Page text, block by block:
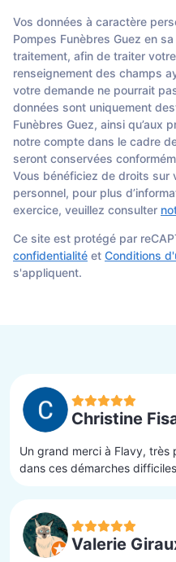
Vos données à caractère
Pompes Funèbres Guez en
traitement, afin de traiter
renseignement des champs
votre demande ne pourrait
données sont uniquement
Funèbres Guez, ainsi qu’aux
notre compte dans le cadre
seront conservées
Vous bénéficiez de droits sur
personnel, pour plus
exercice, veuillez consulter
Ce site est protégé par
confidentialité et Conditions
s'appliquent.
Christine
Un grand merci à Flavy, très
dans ces démarches
Valerie